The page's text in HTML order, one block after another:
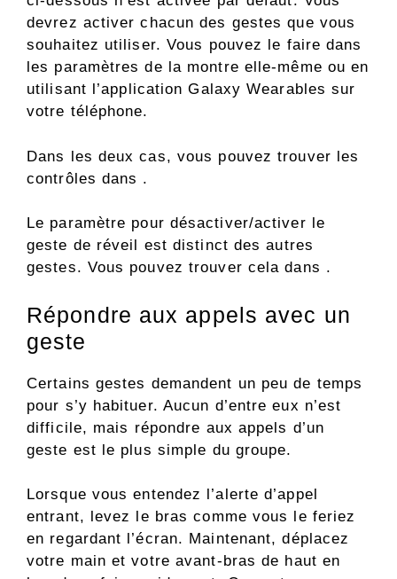
devrez activer chacun des gestes que vous
souhaitez utiliser. Vous pouvez le faire dans
les paramètres de la montre elle-même ou en
utilisant l’application Galaxy Wearables sur
votre téléphone.
Dans les deux cas, vous pouvez trouver les
contrôles dans .
Le paramètre pour désactiver/activer le
geste de réveil est distinct des autres
gestes. Vous pouvez trouver cela dans .
Répondre aux appels avec un
geste
Certains gestes demandent un peu de temps
pour s’y habituer. Aucun d’entre eux n’est
difficile, mais répondre aux appels d’un
geste est le plus simple du groupe.
Lorsque vous entendez l’alerte d’appel
entrant, levez le bras comme vous le feriez
en regardant l’écran. Maintenant, déplacez
votre main et votre avant-bras de haut en